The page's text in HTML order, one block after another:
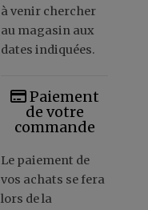
à venir chercher
au magasin aux
dates indiquées.
Paiement
de votre
commande
Le paiement de
vos achats se fera
lors de la